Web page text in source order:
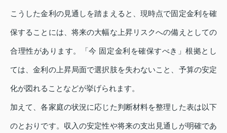
こうした金利の見通しを踏まえると、現時点で固定金利を確
保することには、将来の大幅な上昇リスクへの備えとしての
合理性があります。「今 固定金利を確保すべき」根拠とし
ては、金利の上昇局面で選択肢を失わないこと、予算の安定
化が図れることなどが挙げられます。
加えて、各家庭の状況に応じた判断材料を整理した表は以下
のとおりです。収入の安定性や将来の支出見通しが明確であ